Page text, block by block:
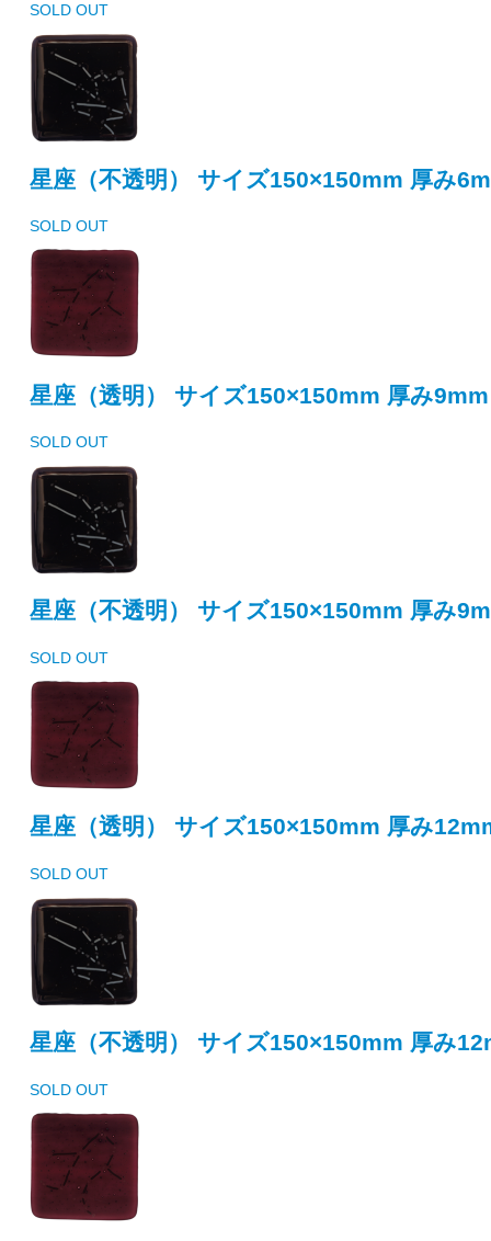
SOLD OUT
星座（不透明） サイズ150×150mm 厚み
SOLD OUT
星座（透明） サイズ150×150mm 厚み9mm
SOLD OUT
星座（不透明） サイズ150×150mm 厚み
SOLD OUT
星座（透明） サイズ150×150mm 厚み
SOLD OUT
星座（不透明） サイズ150×150mm 厚み
SOLD OUT